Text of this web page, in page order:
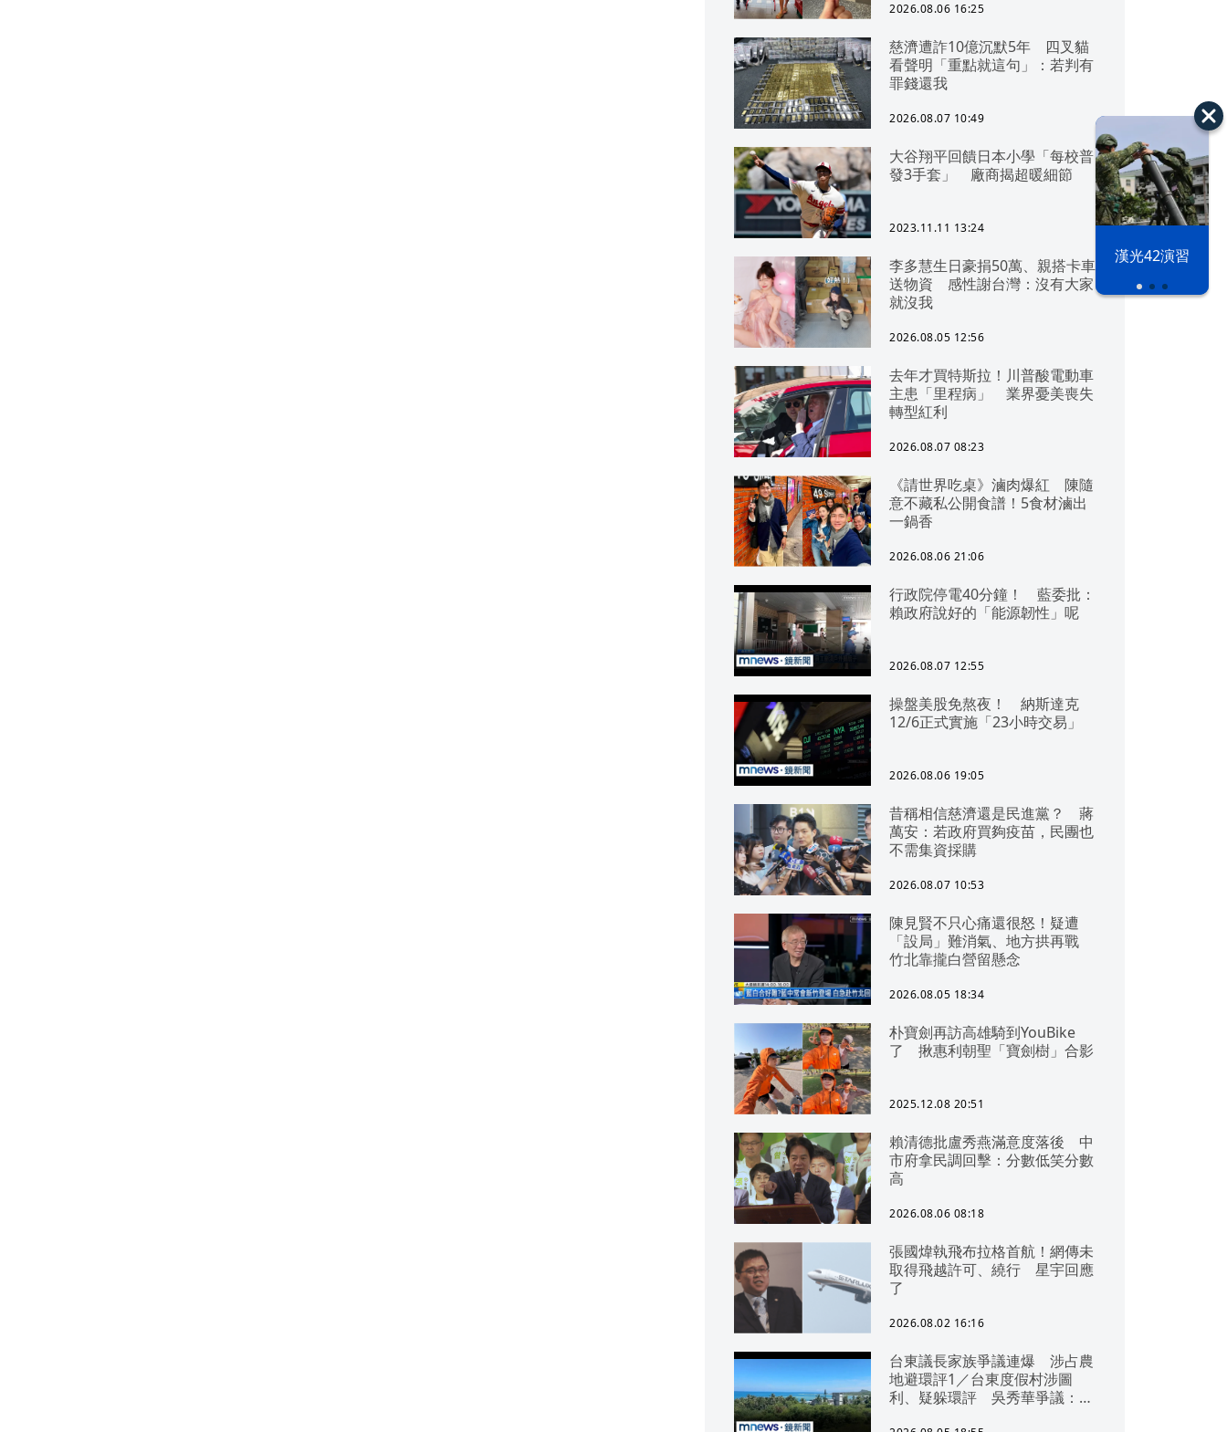
漢光42演習
2026.08.06 16:25
慈濟遭詐10億沉默5年 四叉貓
看聲明「重點就這句」：若判有
罪錢還我
2026.08.07 10:49
大谷翔平回饋日本小學「每校普
發3手套」 廠商揭超暖細節
2023.11.11 13:24
李多慧生日豪捐50萬、親搭卡車
送物資 感性謝台灣：沒有大家
就沒我
2026.08.05 12:56
去年才買特斯拉！川普酸電動車
主患「里程病」 業界憂美喪失
轉型紅利
2026.08.07 08:23
《請世界吃桌》滷肉爆紅 陳隨
意不藏私公開食譜！5食材滷出
一鍋香
2026.08.06 21:06
行政院停電40分鐘！ 藍委批：
賴政府說好的「能源韌性」呢
2026.08.07 12:55
操盤美股免熬夜！ 納斯達克
12/6正式實施「23小時交易」
2026.08.06 19:05
昔稱相信慈濟還是民進黨？ 蔣
萬安：若政府買夠疫苗，民團也
不需集資採購
2026.08.07 10:53
陳見賢不只心痛還很怒！疑遭
「設局」難消氣、地方拱再戰
竹北靠攏白營留懸念
2026.08.05 18:34
朴寶劍再訪高雄騎到YouBike
了 揪惠利朝聖「寶劍樹」合影
2025.12.08 20:51
賴清德批盧秀燕滿意度落後 中
市府拿民調回擊：分數低笑分數
高
2026.08.06 08:18
張國煒執飛布拉格首航！網傳未
取得飛越許可、繞行 星宇回應
了
2026.08.02 16:16
台東議長家族爭議連爆 涉占農
地避環評1／台東度假村涉圖
利、疑躲環評 吳秀華爭議：概